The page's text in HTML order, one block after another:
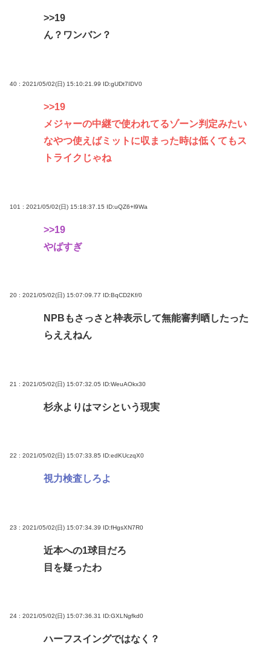
>>19
ん？ワンバン？
40 : 2021/05/02(日) 15:10:21.99 ID:gUDt7IDV0
>>19
メジャーの中継で使われてるゾーン判定みたい
なやつ使えばミットに収まった時は低くてもス
トライクじゃね
101 : 2021/05/02(日) 15:18:37.15 ID:uQZ6+l9Wa
>>19
やばすぎ
20 : 2021/05/02(日) 15:07:09.77 ID:BqCD2Kf/0
NPBもさっさと枠表示して無能審判晒したった
らええねん
21 : 2021/05/02(日) 15:07:32.05 ID:WeuAOkx30
杉永よりはマシという現実
22 : 2021/05/02(日) 15:07:33.85 ID:edKUczqX0
視力検査しろよ
23 : 2021/05/02(日) 15:07:34.39 ID:fHgsXN7R0
近本への1球目だろ
目を疑ったわ
24 : 2021/05/02(日) 15:07:36.31 ID:GXLNgfkd0
ハーフスイングではなく？